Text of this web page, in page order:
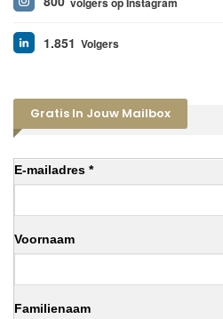
1.851 Volgers
Gratis In Jouw Mailbox
E-mailadres *
Voornaam
Familienaam